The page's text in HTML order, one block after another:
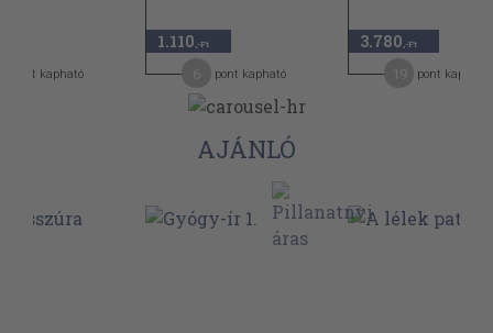
pont kapható
1.110 ,-Ft
pont kapható
3.780 ,-Ft
pont kapható
AJÁNLÓ